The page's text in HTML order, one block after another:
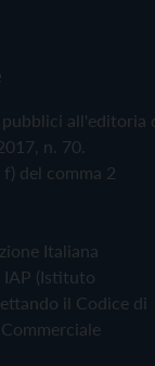
all'editoria
n. 70.
del comma 2
Italiana
IAP (Istituto
il Codice di